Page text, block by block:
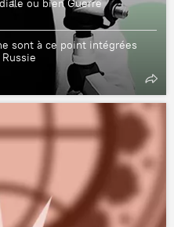
ou bien Guerre
sont à ce point intégrées